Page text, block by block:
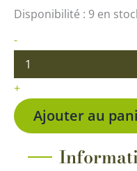
Disponibilité : 9 en
-
quantité
Laitue
romaine
Chicon
des
Charentes
+
Ajouter au